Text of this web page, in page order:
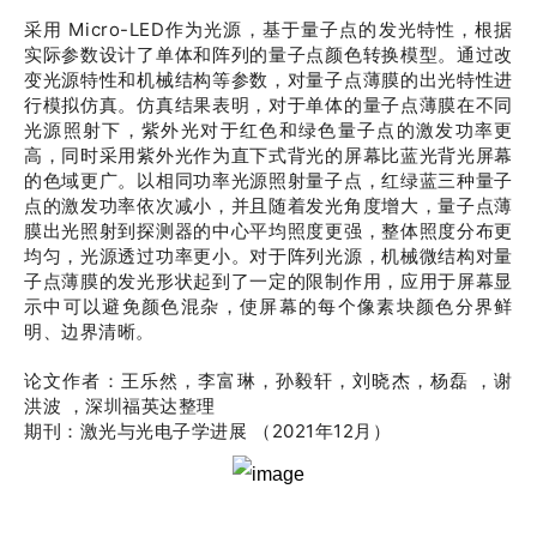
采用 Micro-LED作为光源，基于量子点的发光特性，根据
实际参数设计了单体和阵列的量子点颜色转换模型。通过改
变光源特性和机械结构等参数，对量子点薄膜的出光特性进
行模拟仿真。仿真结果表明，对于单体的量子点薄膜在不同
光源照射下，紫外光对于红色和绿色量子点的激发功率更
高，同时采用紫外光作为直下式背光的屏幕比蓝光背光屏幕
的色域更广。以相同功率光源照射量子点，红绿蓝三种量子
点的激发功率依次减小，并且随着发光角度增大，量子点薄
膜出光照射到探测器的中心平均照度更强，整体照度分布更
均匀，光源透过功率更小。对于阵列光源，机械微结构对量
子点薄膜的发光形状起到了一定的限制作用，应用于屏幕显
示中可以避免颜色混杂，使屏幕的每个像素块颜色分界鲜
明、边界清晰。
论文作者 ：王乐然，李富琳，孙毅轩，刘晓杰，杨磊 ，谢
洪波 ，深圳福英达整理
期刊：激光与光电子学进展 （2021年12月）